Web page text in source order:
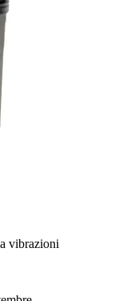
vibrazioni